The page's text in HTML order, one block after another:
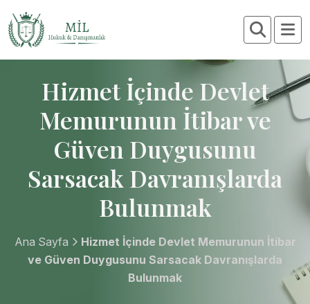
Hizmet İçinde Devlet
Memurunun İtibar ve
Güven Duygusunu
Sarsacak Davranışlarda
Bulunmak
Ana Sayfa
Hizmet İçinde Devlet Memurunun İtibar
ve Güven Duygusunu Sarsacak Davranışlarda
Bulunmak